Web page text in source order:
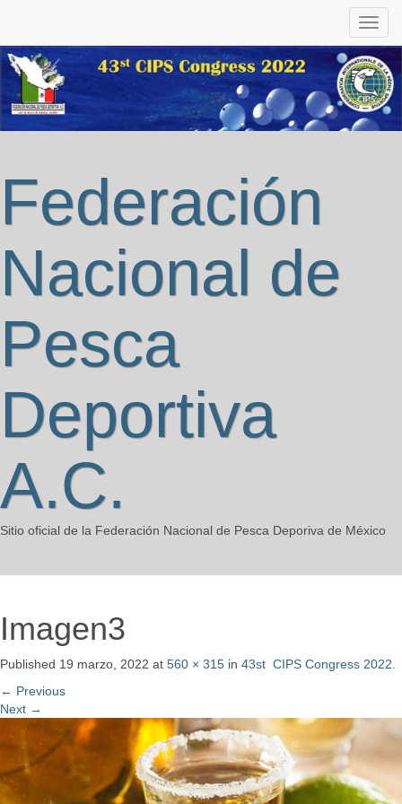
Federación
Nacional de
Pesca
Deportiva
A.C.
Sitio oficial de la Federación Nacional de Pesca Deporiva de México
Imagen3
Published 19 marzo, 2022 at 560 × 315 in 43st CIPS Congress 2022.
← Previous
Next →